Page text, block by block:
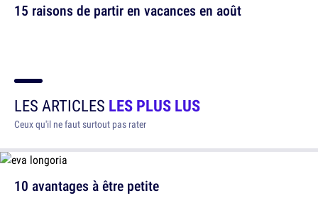
15 raisons de partir en vacances en août
LES ARTICLES LES PLUS LUS
Ceux qu'il ne faut surtout pas rater
10 avantages à être petite